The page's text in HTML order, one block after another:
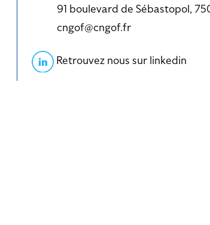
91 boulevard de Sébastopol,
cngof@cngof.fr
Retrouvez nous sur linkedin